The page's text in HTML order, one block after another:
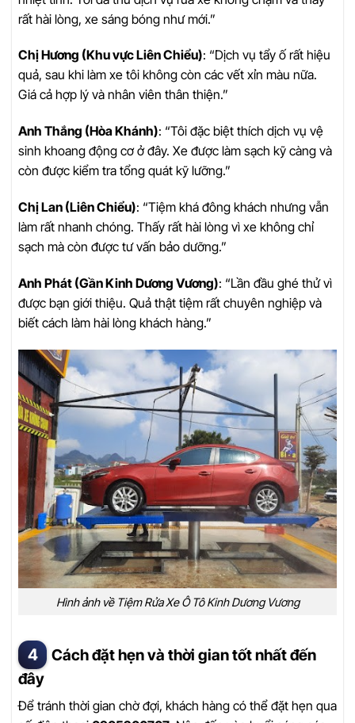
rất hài lòng, xe sáng bóng như mới.”
Chị Hương (Khu vực Liên Chiểu): “Dịch vụ tẩy ố rất hiệu
quả, sau khi làm xe tôi không còn các vết xỉn màu nữa.
Giá cả hợp lý và nhân viên thân thiện.”
Anh Thắng (Hòa Khánh): “Tôi đặc biệt thích dịch vụ vệ
sinh khoang động cơ ở đây. Xe được làm sạch kỹ càng và
còn được kiểm tra tổng quát kỹ lưỡng.”
Chị Lan (Liên Chiểu): “Tiệm khá đông khách nhưng vẫn
làm rất nhanh chóng. Thấy rất hài lòng vì xe không chỉ
sạch mà còn được tư vấn bảo dưỡng.”
Anh Phát (Gần Kinh Dương Vương): “Lần đầu ghé thử vì
được bạn giới thiệu. Quả thật tiệm rất chuyên nghiệp và
biết cách làm hài lòng khách hàng.”
Hình ảnh về Tiệm Rửa Xe Ô Tô Kinh Dương Vương
Cách đặt hẹn và thời gian tốt nhất đến
đây
Để tránh thời gian chờ đợi, khách hàng có thể đặt hẹn qua